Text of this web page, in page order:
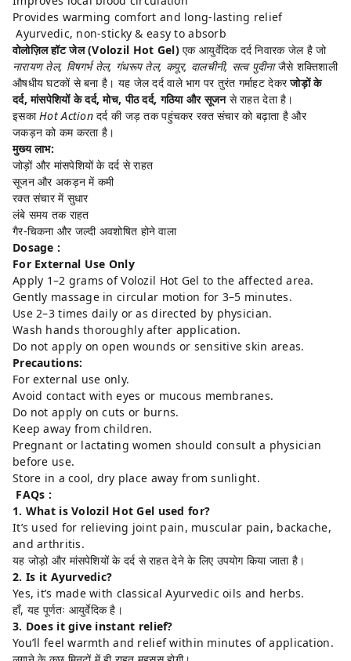
Provides warming comfort and long-lasting relief
Ayurvedic, non-sticky & easy to absorb
वोलोज़िल हॉट जेल (Volozil Hot Gel)एक आयुर्वेदिक दर्द निवारक जेल है जो
नारायण तेल, विषगर्भ तेल, गंधरूप तेल, कपूर, दालचीनी, सत्व पुदीनाजैसे शक्तिशाली
औषधीय घटकों से बना है। यह जेल दर्द वाले भाग पर तुरंत गर्माहट देकरजोड़ों के
दर्द, मांसपेशियों के दर्द, मोच, पीठ दर्द, गठिया और सूजनसे राहत देता है।
इसकाHot Actionदर्द की जड़ तक पहुंचकर रक्त संचार को बढ़ाता है और
जकड़न को कम करता है।
मुख्य लाभ:
जोड़ों और मांसपेशियों के दर्द से राहत
सूजन और अकड़न में कमी
रक्त संचार में सुधार
लंबे समय तक राहत
गैर-चिकना और जल्दी अवशोषित होने वाला
Dosage :
For External Use Only
Apply 1–2 grams of Volozil Hot Gel to the affected area.
Gently massage in circular motion for 3–5 minutes.
Use 2–3 times daily or as directed by physician.
Wash hands thoroughly after application.
Do not apply on open wounds or sensitive skin areas.
Precautions:
For external use only.
Avoid contact with eyes or mucous membranes.
Do not apply on cuts or burns.
Keep away from children.
Pregnant or lactating women should consult a physician
before use.
Store in a cool, dry place away from sunlight.
FAQs :
1. What is Volozil Hot Gel used for?
It’s used for relieving joint pain, muscular pain, backache,
and arthritis.
यह जोड़ो और मांसपेशियों के दर्द से राहत देने के लिए उपयोग किया जाता है।
2. Is it Ayurvedic?
Yes, it’s made with classical Ayurvedic oils and herbs.
हाँ, यह पूर्णतः आयुर्वेदिक है।
3. Does it give instant relief?
You’ll feel warmth and relief within minutes of application.